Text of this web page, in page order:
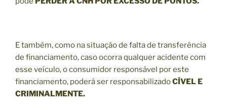
E também, como na situação de falta de transferência
de financiamento, caso ocorra qualquer acidente com
esse veículo, o consumidor responsável por este
financiamento, poderá ser responsabilizadoCÍVEL E
CRIMINALMENTE.